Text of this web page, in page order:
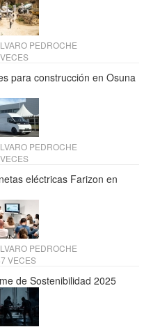
PEDROCHE
para construcción en Osuna
PEDROCHE
eléctricas Farizon en
PEDROCHE
VECES
de Sostenibilidad 2025